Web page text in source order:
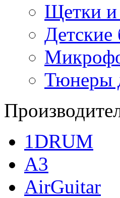
Щетки
Детские
Тюнеры
1DRUM
A3
AirGuitar